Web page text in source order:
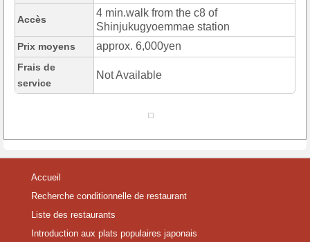
Accès
4 min.walk from the c8 of
Shinjukugyoemmae station
Prix moyens approx. 6,000yen
Frais de
service
Not Available
Accueil
Recherche conditionnelle de restaurant
Liste des restaurants
Introduction aux plats populaires japonais